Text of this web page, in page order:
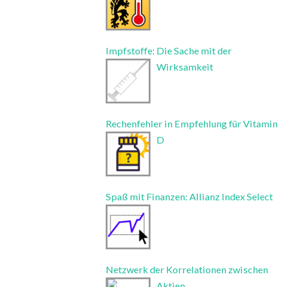
Impfstoffe: Die Sache mit der
Wirksamkeit
Rechenfehler in Empfehlung für Vitamin
D
Spaß mit Finanzen: Allianz Index Select
Netzwerk der Korrelationen zwischen